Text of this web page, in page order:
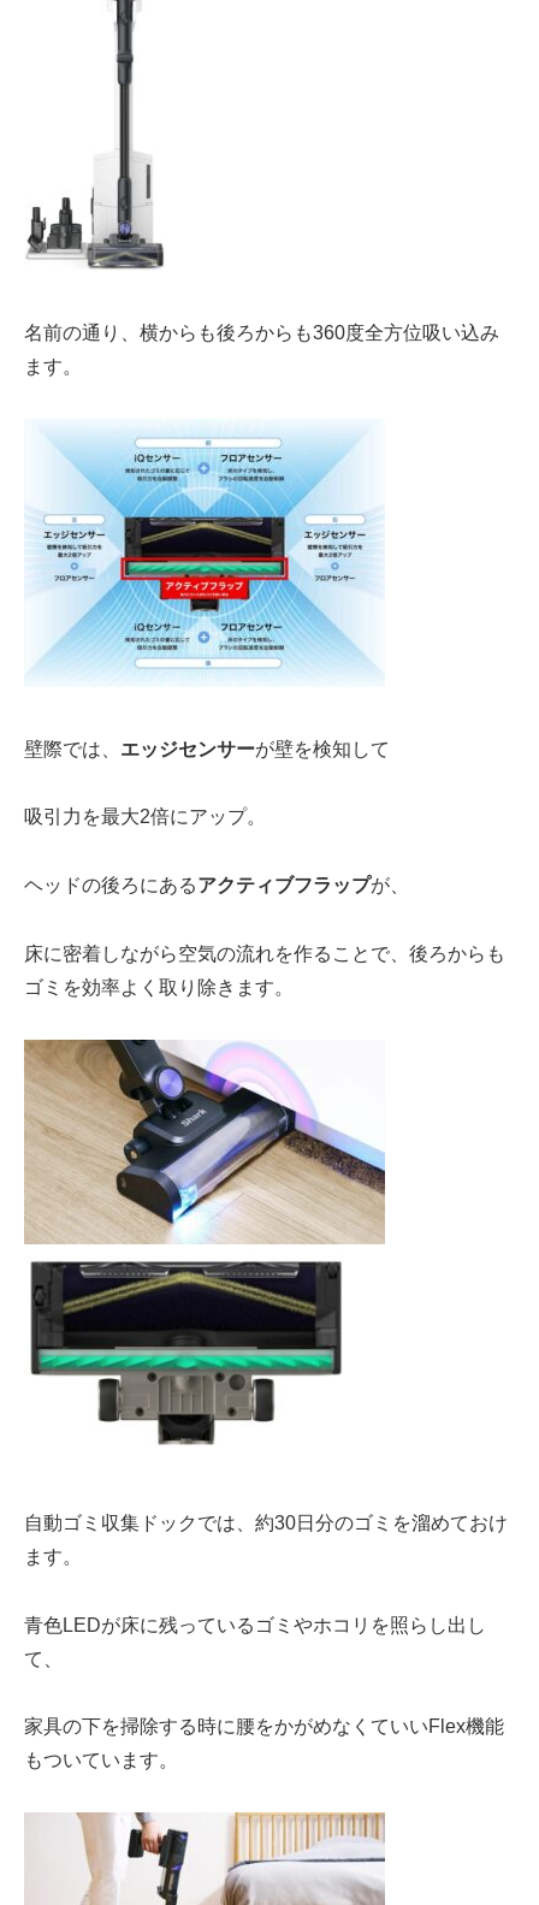
名前の通り、 横からも後ろからも360度全方位吸い込み
ます。
壁際では エッジセンサーが壁を検知して
吸引力を最大2倍にアップ。
ヘッドの後ろにあるアクティブフラップが、
床に密着しながら空気の流れを作ることで、後ろからも
ゴミを効率よく取り除きます。
自動ゴミ収集ドックでは 約30日分のゴミ を溜めておけ
ます。
青色LEDが床に残っているゴミやホコリを照らし出し
て、
家具の下を掃除する時に腰をかがめなくていいFlex機能
もついています。